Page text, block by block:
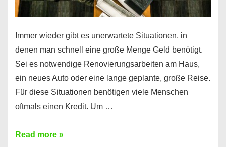
Immer wieder gibt es unerwartete Situationen, in
denen man schnell eine große Menge Geld benötigt.
Sei es notwendige Renovierungsarbeiten am Haus,
ein neues Auto oder eine lange geplante, große Reise.
Für diese Situationen benötigen viele Menschen
oftmals einen Kredit. Um …
Brauchen
Read more »